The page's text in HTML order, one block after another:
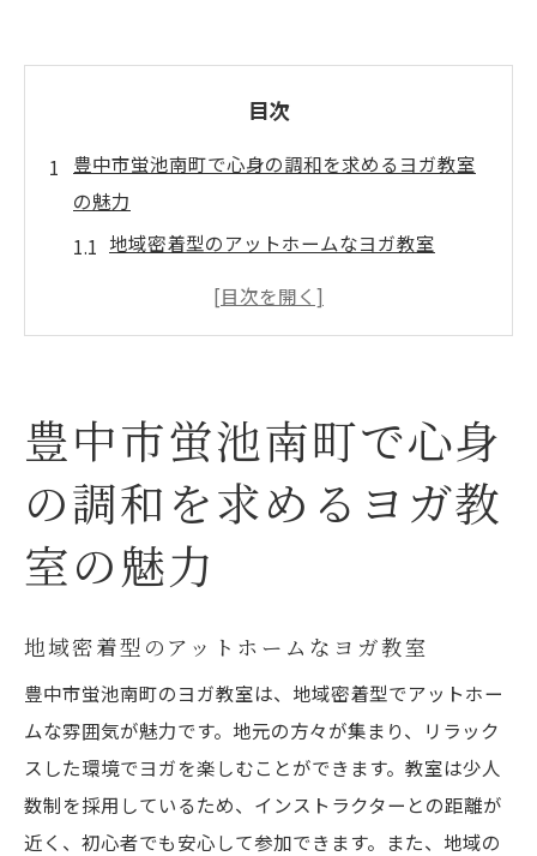
目次
豊中市蛍池南町で心身の調和を求めるヨガ教室
の魅力
地域密着型のアットホームなヨガ教室
心と体を癒すリラクゼーション効果
ヨガ教室によるコミュニティの形成
ヨガ教室でダイエット効果を実感する秘訣
メタボリズムを活性化させるヨガのポーズ
ヨガ教室での目標設定と進捗管理
個別指導でダイエットを成功させる方法
豊中市蛍池南町での成功事例を紹介
初めての方でも安心して始められる理由
豊中市蛍池南町で心身
の調和を求めるヨガ教
室の魅力
地域密着型のアットホームなヨガ教室
豊中市蛍池南町のヨガ教室は、地域密着型でアットホー
ムな雰囲気が魅力です。地元の方々が集まり、リラック
スした環境でヨガを楽しむことができます。教室は少人
数制を採用しているため、インストラクターとの距離が
近く、初心者でも安心して参加できます。また、地域の